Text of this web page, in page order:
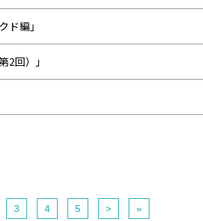
ド編」
2回）」
3 4 5 > »